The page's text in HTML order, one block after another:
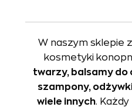
W naszym sklepie
kosmetyki
twarzy, balsamy do
szampony,
wiele innych.